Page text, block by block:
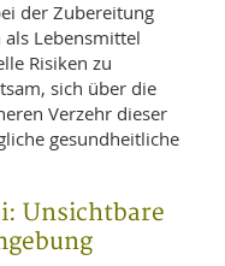
der Zubereitung
Lebensmittel
Risiken zu
sich über die
Verzehr dieser
gesundheitliche
Unsichtbare